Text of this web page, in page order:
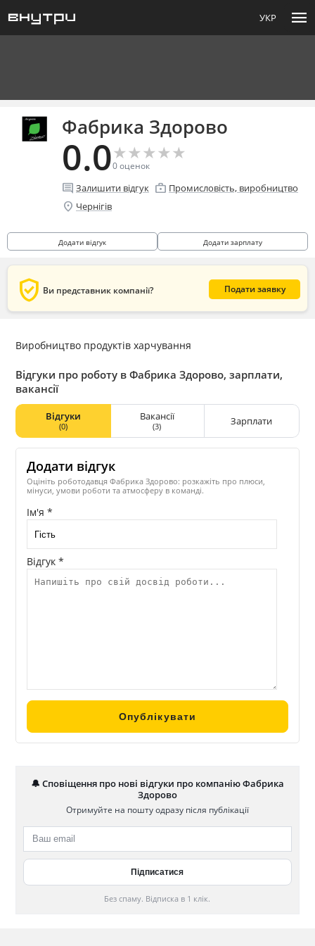
УКР menu
Фабрика Здорово
0.0★
★★
★★
★★
★★
★
0оценок
comment Залишити відгук enterprise Промисловість, виробництво
location_on Чернігів
Додати відгук Додати зарплату
verified_user Ви представник компанії? Подати заявку
Виробництво продуктів харчування
Відгуки про роботу в Фабрика Здорово, зарплати,
вакансії
Відгуки
(0)
Вакансії
(3) Зарплати
Додати відгук
Оцініть роботодавця Фабрика Здорово: розкажіть про плюси,
мінуси, умови роботи та атмосферу в команді.
Ім'я *
Відгук *
🔔 Сповіщення про нові відгуки про компанію Фабрика
Здорово
Отримуйте на пошту одразу після публікації
Без спаму. Відписка в 1 клік.